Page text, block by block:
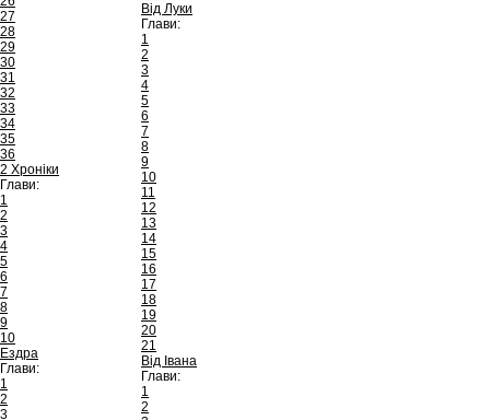
27
28
29
30
31
32
33
34
35
36
2 Хроніки
Глави:
1
2
3
4
5
6
7
8
9
10
Ездра
Глави:
1
2
3
Від Луки
Глави:
1
2
3
4
5
6
7
8
9
10
11
12
13
14
15
16
17
18
19
20
21
Від Івана
Глави:
1
2